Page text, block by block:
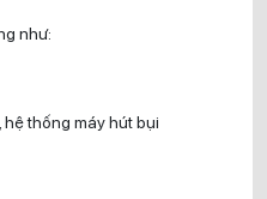
như:
thống máy hút bụi